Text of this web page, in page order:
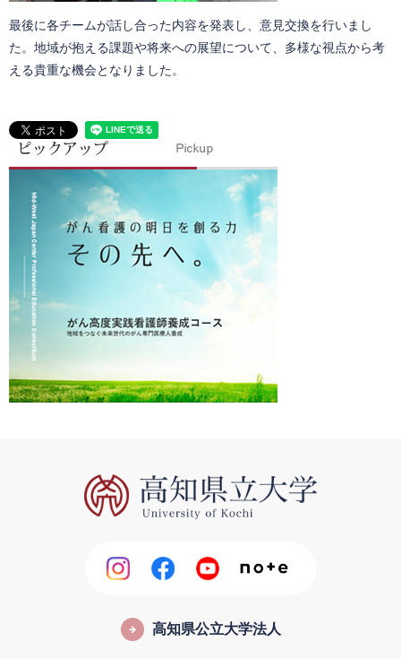
最後に各チームが話し合った内容を発表し、意見交換を行いまし
た。地域が抱える課題や将来への展望について、多様な視点から考
える貴重な機会となりました。
高知県公立大学法人